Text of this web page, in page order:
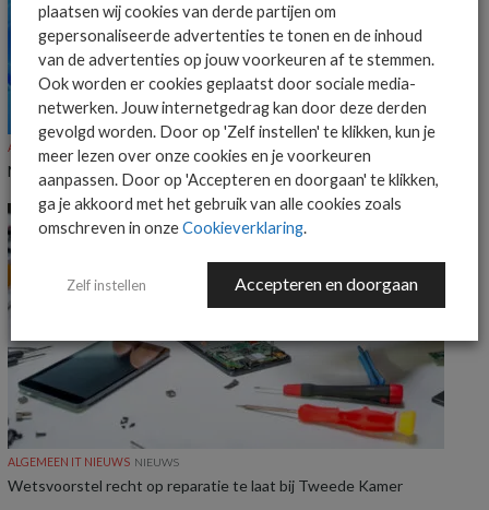
ALGEMEEN IT NIEUWS
Microsoft deelt voortgang op Windows 11-verbeteringen
ALGEMEEN IT NIEUWS NIEUWS
Wetsvoorstel recht op reparatie te laat bij Tweede Kamer
plaatsen wij cookies van derde partijen om
gepersonaliseerde advertenties te tonen en de inhoud
van de advertenties op jouw voorkeuren af te stemmen.
Ook worden er cookies geplaatst door sociale media-
netwerken. Jouw internetgedrag kan door deze derden
gevolgd worden. Door op 'Zelf instellen' te klikken, kun je
meer lezen over onze cookies en je voorkeuren
aanpassen. Door op 'Accepteren en doorgaan' te klikken,
ga je akkoord met het gebruik van alle cookies zoals
omschreven in onzeCookieverklaring.
Zelf instellen Accepteren en doorgaan